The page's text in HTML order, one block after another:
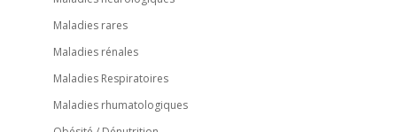
Maladies rares
Maladies rénales
Maladies Respiratoires
Maladies rhumatologiques